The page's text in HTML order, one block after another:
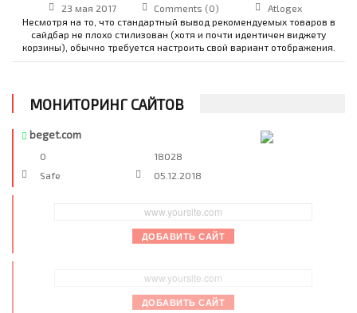
23 мая 2017 Comments (0)
Atlogex
Несмотря на то, что стандартный вывод рекомендуемых товаров в
сайдбар не плохо стилизован (хотя и почти идентичен виджету
корзины), обычно требуется настроить свой вариант отображения.
МОНИТОРИНГ САЙТОВ
beget.com
0
18028
Safe
05.12.2018
ДОБАВИТЬ САЙТ
ДОБАВИТЬ САЙТ